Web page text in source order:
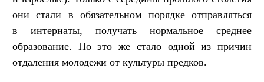
они стали в обязательном порядке отправляться
в интернаты, получать нормальное среднее
образование. Но это же стало одной из причин
отдаления молодежи от культуры предков.